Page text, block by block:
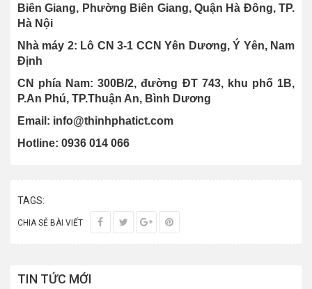
Biên Giang, Phường Biên Giang, Quận Hà Đông, TP.
Hà Nội
Nhà máy 2: Lô CN 3-1 CCN Yên Dương, Ý Yên, Nam
Định
CN phía Nam: 300B/2, đường ĐT 743, khu phố 1B,
P.An Phú, TP.Thuận An, Bình Dương
Email: info@thinhphatict.com
Hotline: 0936 014 066
TAGS:
CHIA SẺ BÀI VIẾT
TIN TỨC MỚI